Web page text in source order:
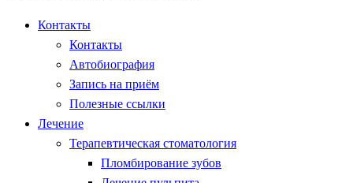
Контакты
Контакты
Автобиография
Запись на приём
Полезные ссылки
Лечение
Терапевтическая стоматология
Пломбирование зубов